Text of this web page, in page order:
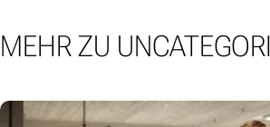
MEHR ZU